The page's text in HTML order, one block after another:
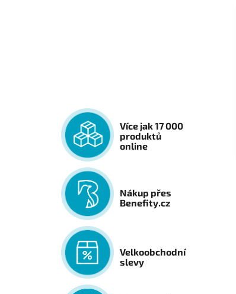
Více jak 17 000
produktů
online
Nákup přes
Benefity.cz
Velkoobchodní
slevy